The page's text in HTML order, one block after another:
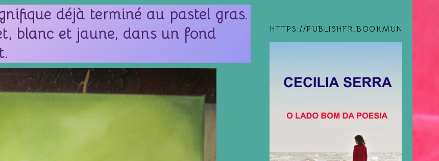
déjà terminé au pastel gras.
blanc et jaune, dans un fond
HTTPS://